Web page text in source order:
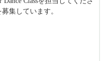
。
集しています。